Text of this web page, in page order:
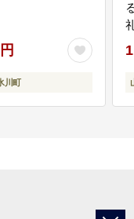
川町